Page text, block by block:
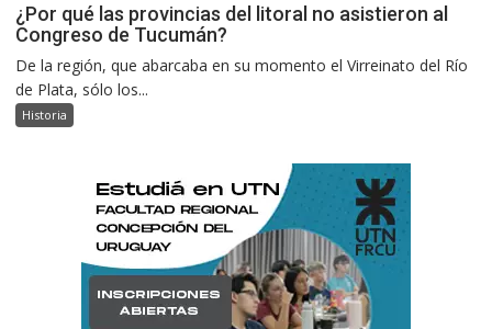
¿Por qué las provincias del litoral no asistieron al
Congreso de Tucumán?
De la región, que abarcaba en su momento el Virreinato del Río
de Plata, sólo los...
Historia